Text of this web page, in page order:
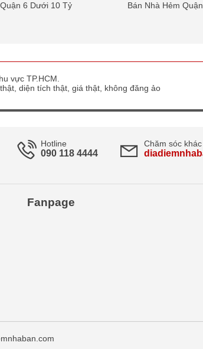
6 Dưới 10 Tỷ Bán Nhà Hẻm Quận
vực TP.HCM.
diện tích thật, giá thật, không đăng ảo
Hotline
090 118 4444
Chăm sóc
Fanpage